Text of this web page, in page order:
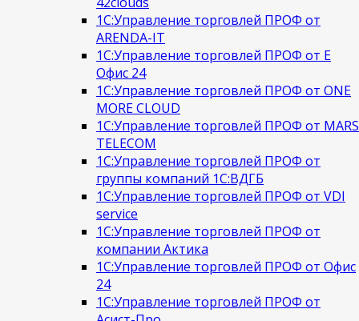
1С:Управление торговлей ПРОФ от
ARENDA-IT
1С:Управление торговлей ПРОФ от Е
Офис 24
1С:Управление торговлей ПРОФ от ONE
MORE CLOUD
1С:Управление торговлей ПРОФ от MARS
TELECOM
1С:Управление торговлей ПРОФ от
группы компаний 1С:ВДГБ
1С:Управление торговлей ПРОФ от VDI
service
1С:Управление торговлей ПРОФ от
компании Актика
1С:Управление торговлей ПРОФ от Офис
24
1С:Управление торговлей ПРОФ от